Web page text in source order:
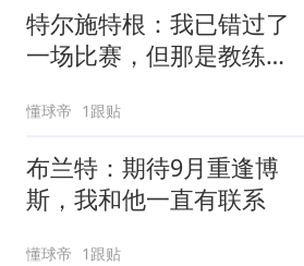
特尔施特根：我已错过了
一场比赛，但那是教练的
懂球帝 1跟贴
布兰特：期待9月重逢博
斯，我和他一直有联系
懂球帝 1跟贴